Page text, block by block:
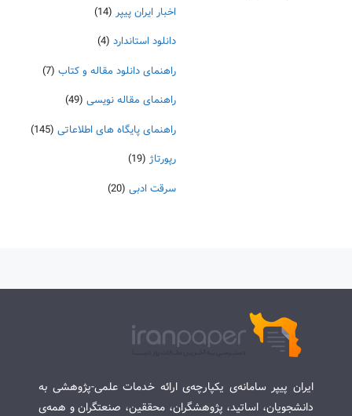
اخبار ایران پیپر (14)
دانلود استاندارد (4)
راهنمای دانلود مقاله و کتاب (7)
راهنمای مقاله نویسی (49)
راهنمای پایگاه های اطلاعاتی (145)
رپورتاژ (19)
سرقت ادبی (20)
ایران پیپر سامانه‌ی یکپارچه‌ی ارائه خدمات علمی-پژوهشی به
دانشجویان، اساتید، پژوهشگران، محققین، صنعتگران و همه‌ی